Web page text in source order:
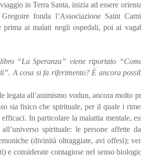
in Terra Santa, inizia ad essere
fonda l’Associazione Saint
prima ai malati negli ospedali, poi ai
“La Speranza” viene riportato
A cosa si fa riferimento? È ancora
legata all’animismo vodun, ancora molto
sia fisico che spirituale, per il quale i
In particolare la malattia mentale,
all’universo spirituale: le persone affette
(divinità oltraggiate, avi offesi);
e considerate contagiose nel senso